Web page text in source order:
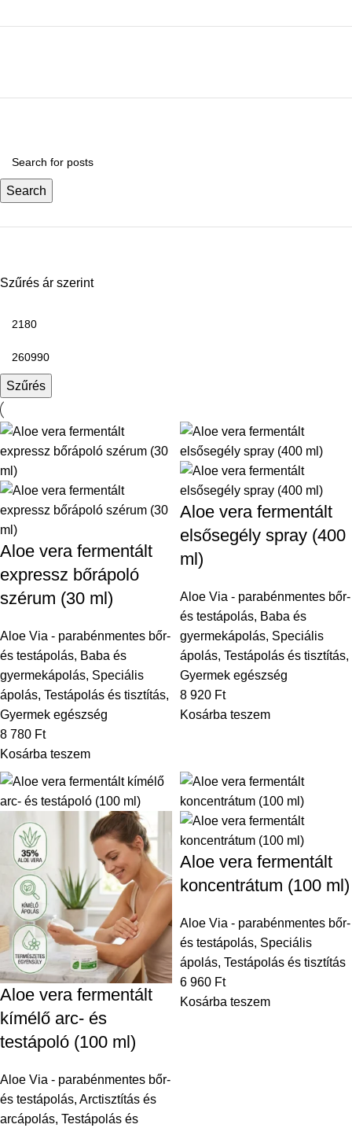
Search
Szűrés ár szerint
Szűrés
Aloe vera fermentált
expressz bőrápoló
szérum (30 ml)
Aloe Via - parabénmentes bőr-
és testápolás, Baba és
gyermekápolás, Speciális
ápolás, Testápolás és tisztítás,
Gyermek egészség
8 780 Ft
Kosárba teszem
Aloe vera fermentált
elsősegély spray (400
ml)
Aloe Via - parabénmentes bőr-
és testápolás, Baba és
gyermekápolás, Speciális
ápolás, Testápolás és tisztítás,
Gyermek egészség
8 920 Ft
Kosárba teszem
Aloe vera fermentált
kímélő arc- és
testápoló (100 ml)
Aloe Via - parabénmentes bőr-
és testápolás, Arctisztítás és
arcápolás, Testápolás és
Aloe vera fermentált
koncentrátum (100 ml)
Aloe Via - parabénmentes bőr-
és testápolás, Speciális
ápolás, Testápolás és tisztítás
6 960 Ft
Kosárba teszem